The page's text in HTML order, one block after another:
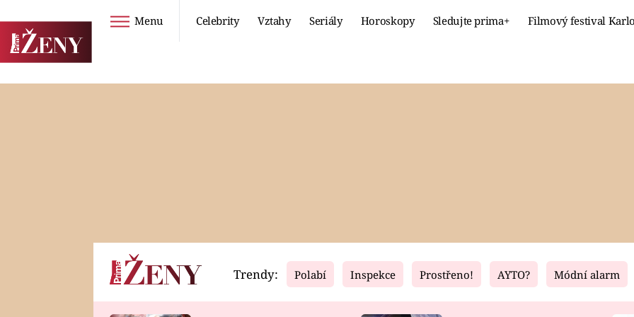
Menu Celebrity Vztahy Seriály Horoskopy Sledujte prima+ Filmový festival
Horoskopy Video Fresh Living
Trendy: Polabí Inspekce Prostřeno! AYTO? Módní alarm